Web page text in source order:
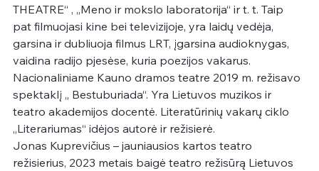
THEATRE“ , „Meno ir mokslo laboratorija“ ir t. t. Taip
pat filmuojasi kine bei televizijoje, yra laidų vedėja,
garsina ir dubliuoja filmus LRT, įgarsina audioknygas,
vaidina radijo pjesėse, kuria poezijos vakarus.
Nacionaliniame Kauno dramos teatre 2019 m. režisavo
spektaklį „ Bestuburiada“. Yra Lietuvos muzikos ir
teatro akademijos docentė. Literatūrinių vakarų ciklo
„Literariumas“ idėjos autorė ir režisierė.
Jonas Kuprevičius – jauniausios kartos teatro
režisierius, 2023 metais baigė teatro režisūrą Lietuvos